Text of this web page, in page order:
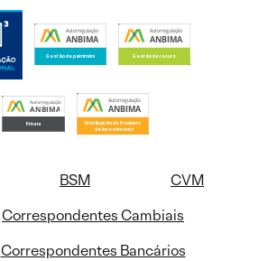
BSM
CVM
Correspondentes Cambiais
Correspondentes Bancários